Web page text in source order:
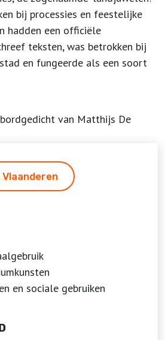
bij processies en feestelijke
hadden een officiële
teksten, was betrokken bij
en fungeerde als een soort
van Matthijs De
en sociale gebruiken